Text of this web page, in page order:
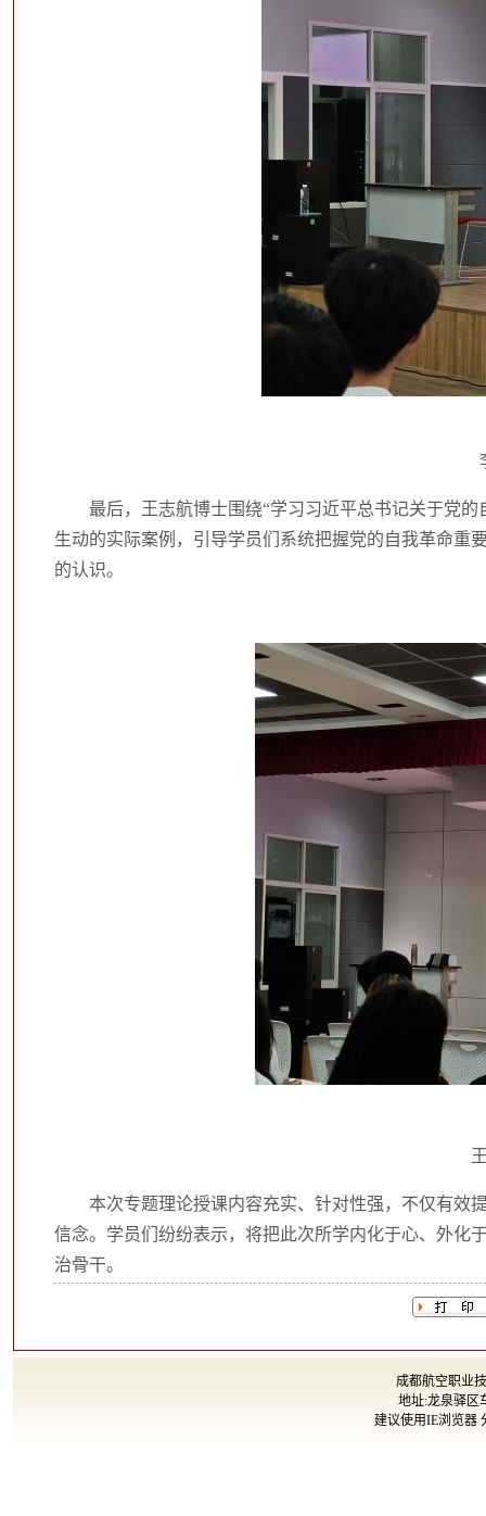
最后，王志航博士围绕“学习习近平总书记关于党
生动的实际案例，引导学员们系统把握党的自我革命重
的认识。
本次专题理论授课内容充实、针对性强，不仅有效
信念。学员们纷纷表示，将把此次所学内化于心、外化
治骨干。
成都航空职业
地址:龙泉驿区
建议使用IE浏览器